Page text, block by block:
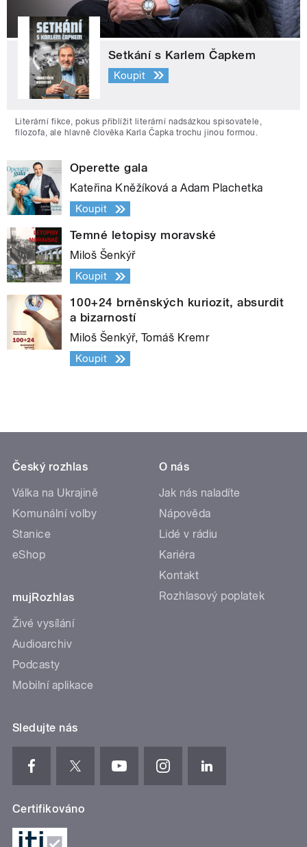
Setkání s Karlem Čapkem
Koupit
Literární fikce, pokus přiblížit literární nadsázkou spisovatele,
filozofa, ale hlavně člověka Karla Čapka trochu jinou formou.
Operette gala
Kateřina Kněžíková a Adam Plachetka
Koupit
Temné letopisy moravské
Miloš Šenkýř
Koupit
100+24 brněnských kuriozit, absurdit
a bizarností
Miloš Šenkýř, Tomáš Kremr
Koupit
Český rozhlas
Válka na Ukrajině
Komunální volby
Stanice
eShop
mujRozhlas
Živé vysílání
Audioarchiv
Podcasty
Mobilní aplikace
O nás
Jak nás naladíte
Nápověda
Lidé v rádiu
Kariéra
Kontakt
Rozhlasový poplatek
Sledujte nás
Certifikováno